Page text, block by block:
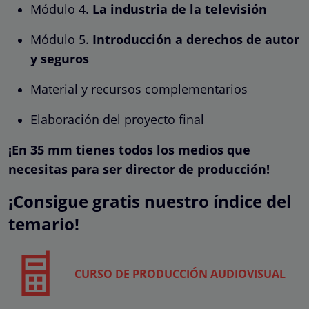
Módulo 4. La industria de la televisión
Módulo 5. Introducción a derechos de autor
y seguros
Material y recursos complementarios
Elaboración del proyecto final
¡En 35 mm tienes todos los medios que
necesitas para ser director de producción!
¡Consigue gratis nuestro índice del
temario!
CURSO DE PRODUCCIÓN AUDIOVISUAL